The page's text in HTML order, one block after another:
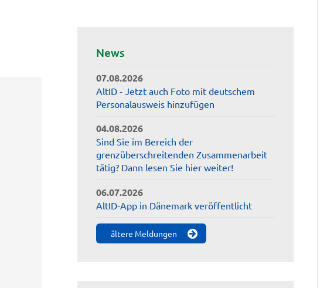
News
07.08.2026
AltID - Jetzt auch Foto mit deutschem
Personalausweis hinzufügen
04.08.2026
Sind Sie im Bereich der
grenzüberschreitenden Zusammenarbeit
tätig? Dann lesen Sie hier weiter!
06.07.2026
AltID-App in Dänemark veröffentlicht
ältere Meldungen